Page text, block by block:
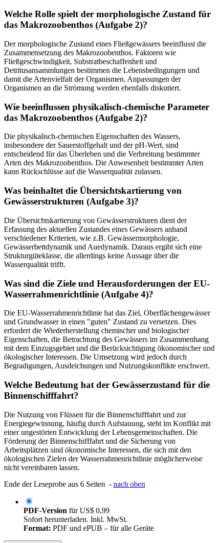
Welche Rolle spielt der morphologische Zustand für
das Makrozoobenthos (Aufgabe 2)?
Der morphologische Zustand eines Fließgewässers beeinflusst die
Zusammensetzung des Makrozoobenthos. Faktoren wie
Fließgeschwindigkeit, Substratbeschaffenheit und
Detritusansammlungen bestimmen die Lebensbedingungen und
damit die Artenvielfalt der Organismen. Anpassungen der
Organismen an die Strömung werden ebenfalls diskutiert.
Wie beeinflussen physikalisch-chemische Parameter
das Makrozoobenthos (Aufgabe 2)?
Die physikalisch-chemischen Eigenschaften des Wassers,
insbesondere der Sauerstoffgehalt und der pH-Wert, sind
entscheidend für das Überleben und die Verbreitung bestimmter
Arten des Makrozoobenthos. Die Anwesenheit bestimmter Arten
kann Rückschlüsse auf die Wasserqualität zulassen.
Was beinhaltet die Übersichtskartierung von
Gewässerstrukturen (Aufgabe 3)?
Die Übersichtskartierung von Gewässerstrukturen dient der
Erfassung des aktuellen Zustandes eines Gewässers anhand
verschiedener Kriterien, wie z.B. Gewässermorphologie,
Gewässerbettdynamik und Auedynamik. Daraus ergibt sich eine
Strukturgüteklasse, die allerdings keine Aussage über die
Wasserqualität trifft.
Was sind die Ziele und Herausforderungen der EU-
Wasserrahmenrichtlinie (Aufgabe 4)?
Die EU-Wasserrahmenrichtlinie hat das Ziel, Oberflächengewässer
und Grundwasser in einen "guten" Zustand zu versetzen. Dies
erfordert die Wiederherstellung chemischer und biologischer
Eigenschaften, die Betrachtung des Gewässers im Zusammenhang
mit dem Einzugsgebiet und die Berücksichtigung ökonomischer und
ökologischer Interessen. Die Umsetzung wird jedoch durch
Begradigungen, Ausdeichungen und Nutzungskonflikte erschwert.
Welche Bedeutung hat der Gewässerzustand für die
Binnenschifffahrt?
Die Nutzung von Flüssen für die Binnenschifffahrt und zur
Energiegewinnung, häufig durch Aufstauung, steht im Konflikt mit
einer ungestörten Entwicklung der Lebensgemeinschaften. Die
Förderung der Binnenschifffahrt und die Sicherung von
Arbeitsplätzen sind ökonomische Interessen, die sich mit den
ökologischen Zielen der Wasserrahmenrichtlinie möglicherweise
nicht vereinbaren lassen.
Ende der Leseprobe aus 6 Seiten - nach oben
PDF-Version fürUS$ 0,99
Sofort herunterladen. Inkl. MwSt.
Format: PDF und ePUB – für alle Geräte